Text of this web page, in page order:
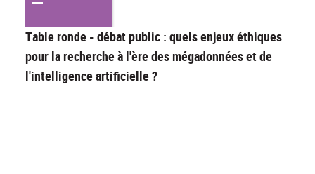
Table ronde - débat public : quels enjeux éthiques
pour la recherche à l'ère des mégadonnées et de
l'intelligence artificielle ?